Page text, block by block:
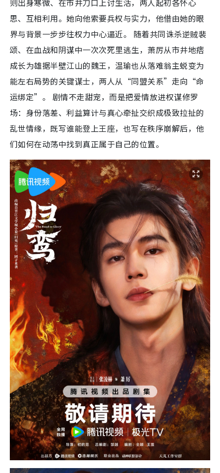
则出身寒微、在市井刀口上讨生活，两人起初各怀心
思、互相利用。她向他索要兵权与实力，他借由她的眼
界与背景一步步往权力中心逼近。 随着共同诛杀逆贼裴
颂、在血战和阴谋中一次次死里逃生，萧厉从市井地痞
成长为雄据半壁江山的魏王，温瑜也从落难翁主蜕变为
能左右局势的关键谋士，两人从“同盟关系”走向“命
运绑定”。 剧情不走甜宠，而是把爱情放进权谋修罗
场：身份落差、利益算计与真心牵扯交织成极致拉扯的
乱世情缘，既写谁能登上王座，也写在秩序崩解后，他
们如何在动荡中找到真正属于自己的位置。